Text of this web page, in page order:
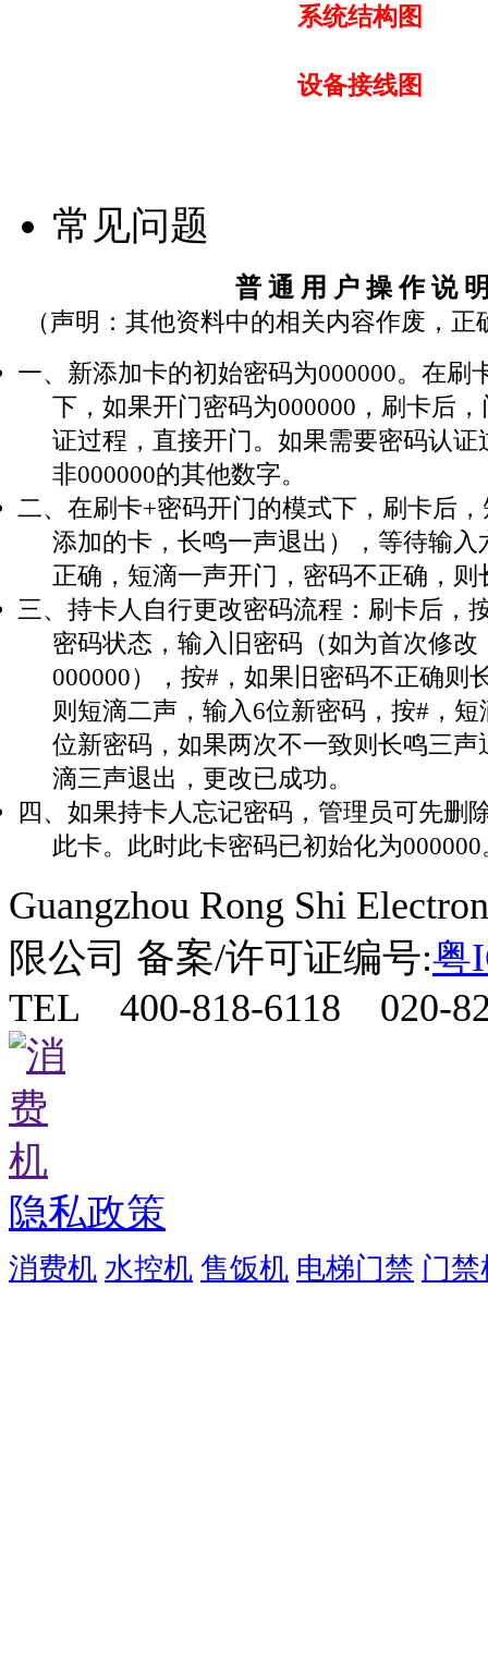
系统结构图
设备接线图
常见问题
普 通 用 户 操 作 说
（声明：其他资料中的相关内容作废，
一、新添加卡的初始密码为000000。在刷
下，如果开门密码为000000，刷卡后
证过程，直接开门。如果需要密码认
非000000的其他数字。
二、在刷卡+密码开门的模式下，刷卡后
添加的卡，长鸣一声退出），等待输
正确，短滴一声开门，密码不正确，则
三、持卡人自行更改密码流程：刷卡后，
密码状态，输入旧密码（如为首次修改
000000），按#，如果旧密码不正确则
则短滴二声，输入6位新密码，按#，
位新密码，如果两次不一致则长鸣三
滴三声退出，更改已成功。
四、如果持卡人忘记密码，管理员可先删
此卡。此时此卡密码已初始化为000000
Guangzhou Rong Shi
限公司 备案/许可证编号:粤
TEL 400-818-6118 020-
隐私政策
消费机 水控机 售饭机 电梯门禁 门禁